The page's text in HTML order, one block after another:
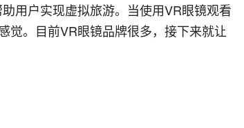
用户实现虚拟旅游。当使用VR眼镜观看
觉。目前VR眼镜品牌很多，接下来就让